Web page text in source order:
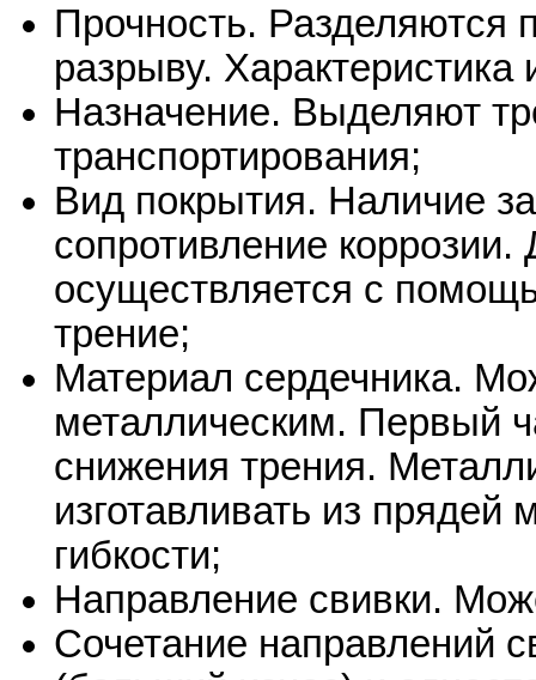
Прочность. Разделяются
разрыву.
Назначение. Выделяют
транспортирования;
Вид покрытия. Наличие
сопротивление
осуществляется с
трение;
Материал сердечника.
металлическим. Первый
снижения трения.
изготавливать из
гибкости;
Направление свивки.
Сочетание направлений